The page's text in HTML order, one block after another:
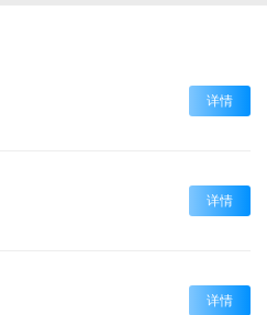
详情
详情
详情